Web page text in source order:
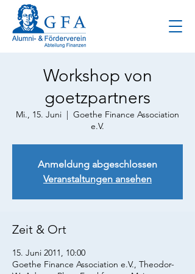
Workshop von
goetzpartners
Mi., 15. Juni
  |
Goethe Finance Association
e.V.
Anmeldung abgeschlossen
Veranstaltungen ansehen
Zeit & Ort
15. Juni 2011, 10:00
Goethe Finance Association e.V., Theodor-